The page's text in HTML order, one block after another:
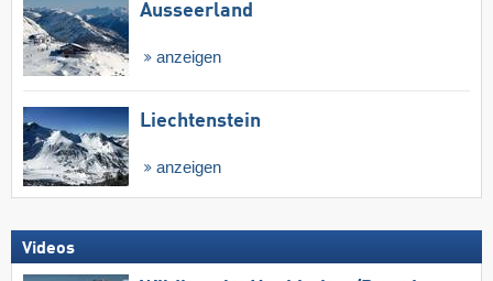
Ausseerland
anzeigen
Liechtenstein
anzeigen
Videos